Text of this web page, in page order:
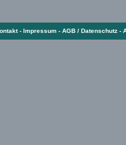
- Impressum - AGB / Datenschutz -